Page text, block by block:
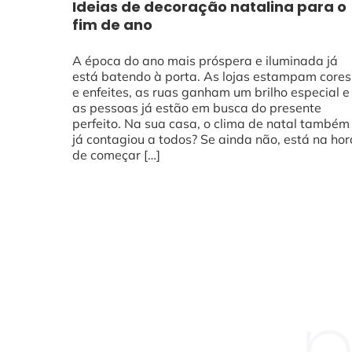
Ideias de decoração natalina para o
fim de ano
A época do ano mais próspera e iluminada já
está batendo à porta. As lojas estampam cores
e enfeites, as ruas ganham um brilho especial e
as pessoas já estão em busca do presente
perfeito. Na sua casa, o clima de natal também
já contagiou a todos? Se ainda não, está na
de começar […]